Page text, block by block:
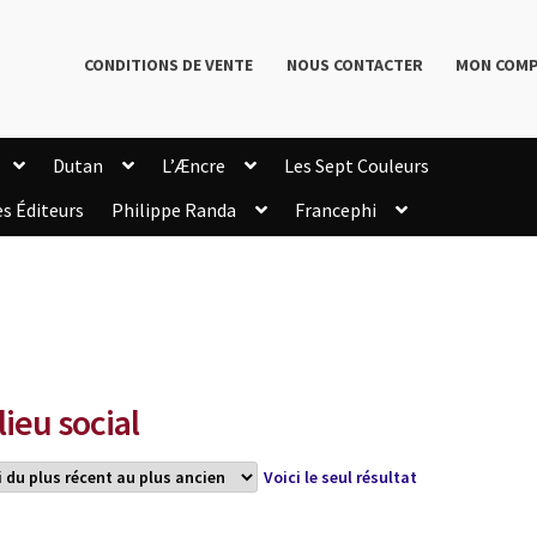
CONDITIONS DE VENTE NOUS CONTACTER MON
Dutan L’Æncre
Les Sept Couleurs
Éditeurs Philippe Randa
Francephi
social
Voici le seul résultat